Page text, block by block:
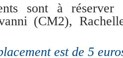
sont à
(CM2),
est de 5